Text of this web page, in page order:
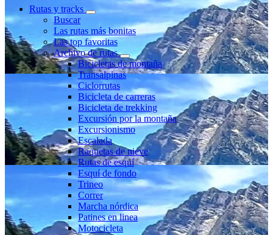
Rutas y tracks
Buscar
Las rutas más bonitas
Las top favoritas
Archivo de rutas
Bicicletas de montaña
Transalpinas
Ciclorrutas
Bicicleta de carreras
Bicicleta de trekking
Excursión por la montaña
Excursionismo
Escalada
Raquetas de nieve
Rutas de esquí
Esquí de fondo
Trineo
Correr
Marcha nórdica
Patines en linea
Motocicleta